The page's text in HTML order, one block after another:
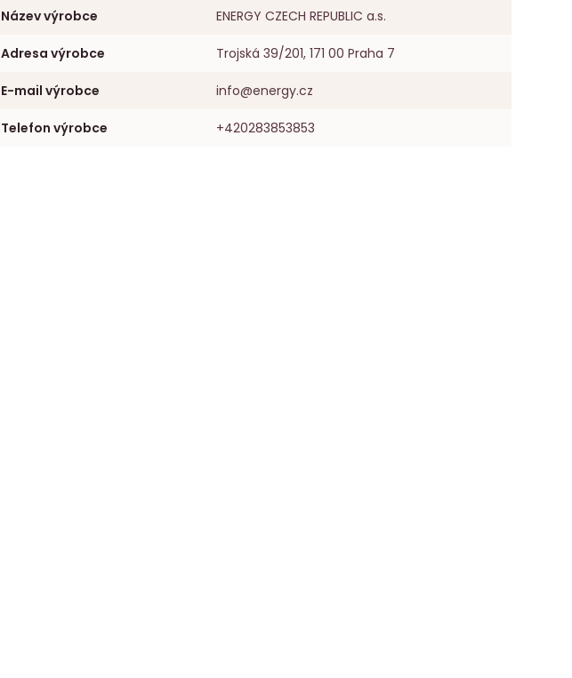
Název výrobce ENERGY CZECH REPUBLIC a.s.
Adresa výrobce Trojská 39/201, 171 00 Praha 7
E-mail výrobce info@energy.cz
Telefon výrobce +420283853853